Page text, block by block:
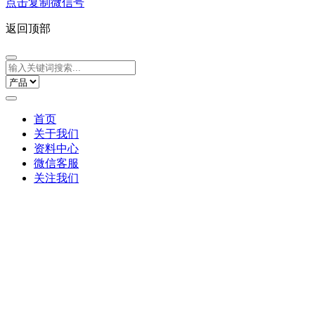
点击复制微信号
返回顶部
首页
关于我们
资料中心
微信客服
关注我们